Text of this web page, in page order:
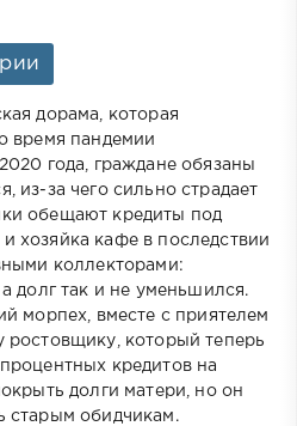
дорама, которая
время пандемии
года, граждане обязаны
из-за чего сильно страдает
обещают кредиты под
хозяйка кафе в последствии
коллекторами:
долг так и не уменьшился.
морпех, вместе с приятелем
ростовщику, который теперь
кредитов на
долги матери, но он
старым обидчикам.